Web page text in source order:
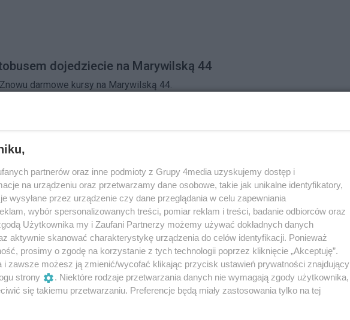
dojedziecie na Marywilską 44
darmowe kursy na Marywilską 44.
na Głębockiej
na budowę pasa dla autobusów na Białołęce.
wykonawców.
Grodziskich
na Białołęce rusza drugi etap prac związanych z
Grodziskie.
partnerów oraz inne podmioty z Grupy 4media uzyskujemy dostęp i
na urządzeniu oraz przetwarzamy dane osobowe, takie jak unikalne identyfikatory,
wysyłane przez urządzenie czy dane przeglądania w celu zapewniania
wybór spersonalizowanych treści, pomiar reklam i treści, badanie odbiorców oraz
Użytkownika my i Zaufani Partnerzy możemy używać dokładnych danych
aktywnie skanować charakterystykę urządzenia do celów identyfikacji. Ponieważ
prosimy o zgodę na korzystanie z tych technologii poprzez kliknięcie „Akceptuję”.
i zawsze możesz ją zmienić/wycofać klikając przycisk ustawień prywatności znajdujący
strony
. Niektóre rodzaje przetwarzania danych nie wymagają zgody użytkownika,
się takiemu przetwarzaniu. Preferencje będą miały zastosowania tylko na tej